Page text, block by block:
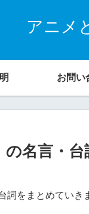
アニメ
お問い
の名言・
詞をまとめていき